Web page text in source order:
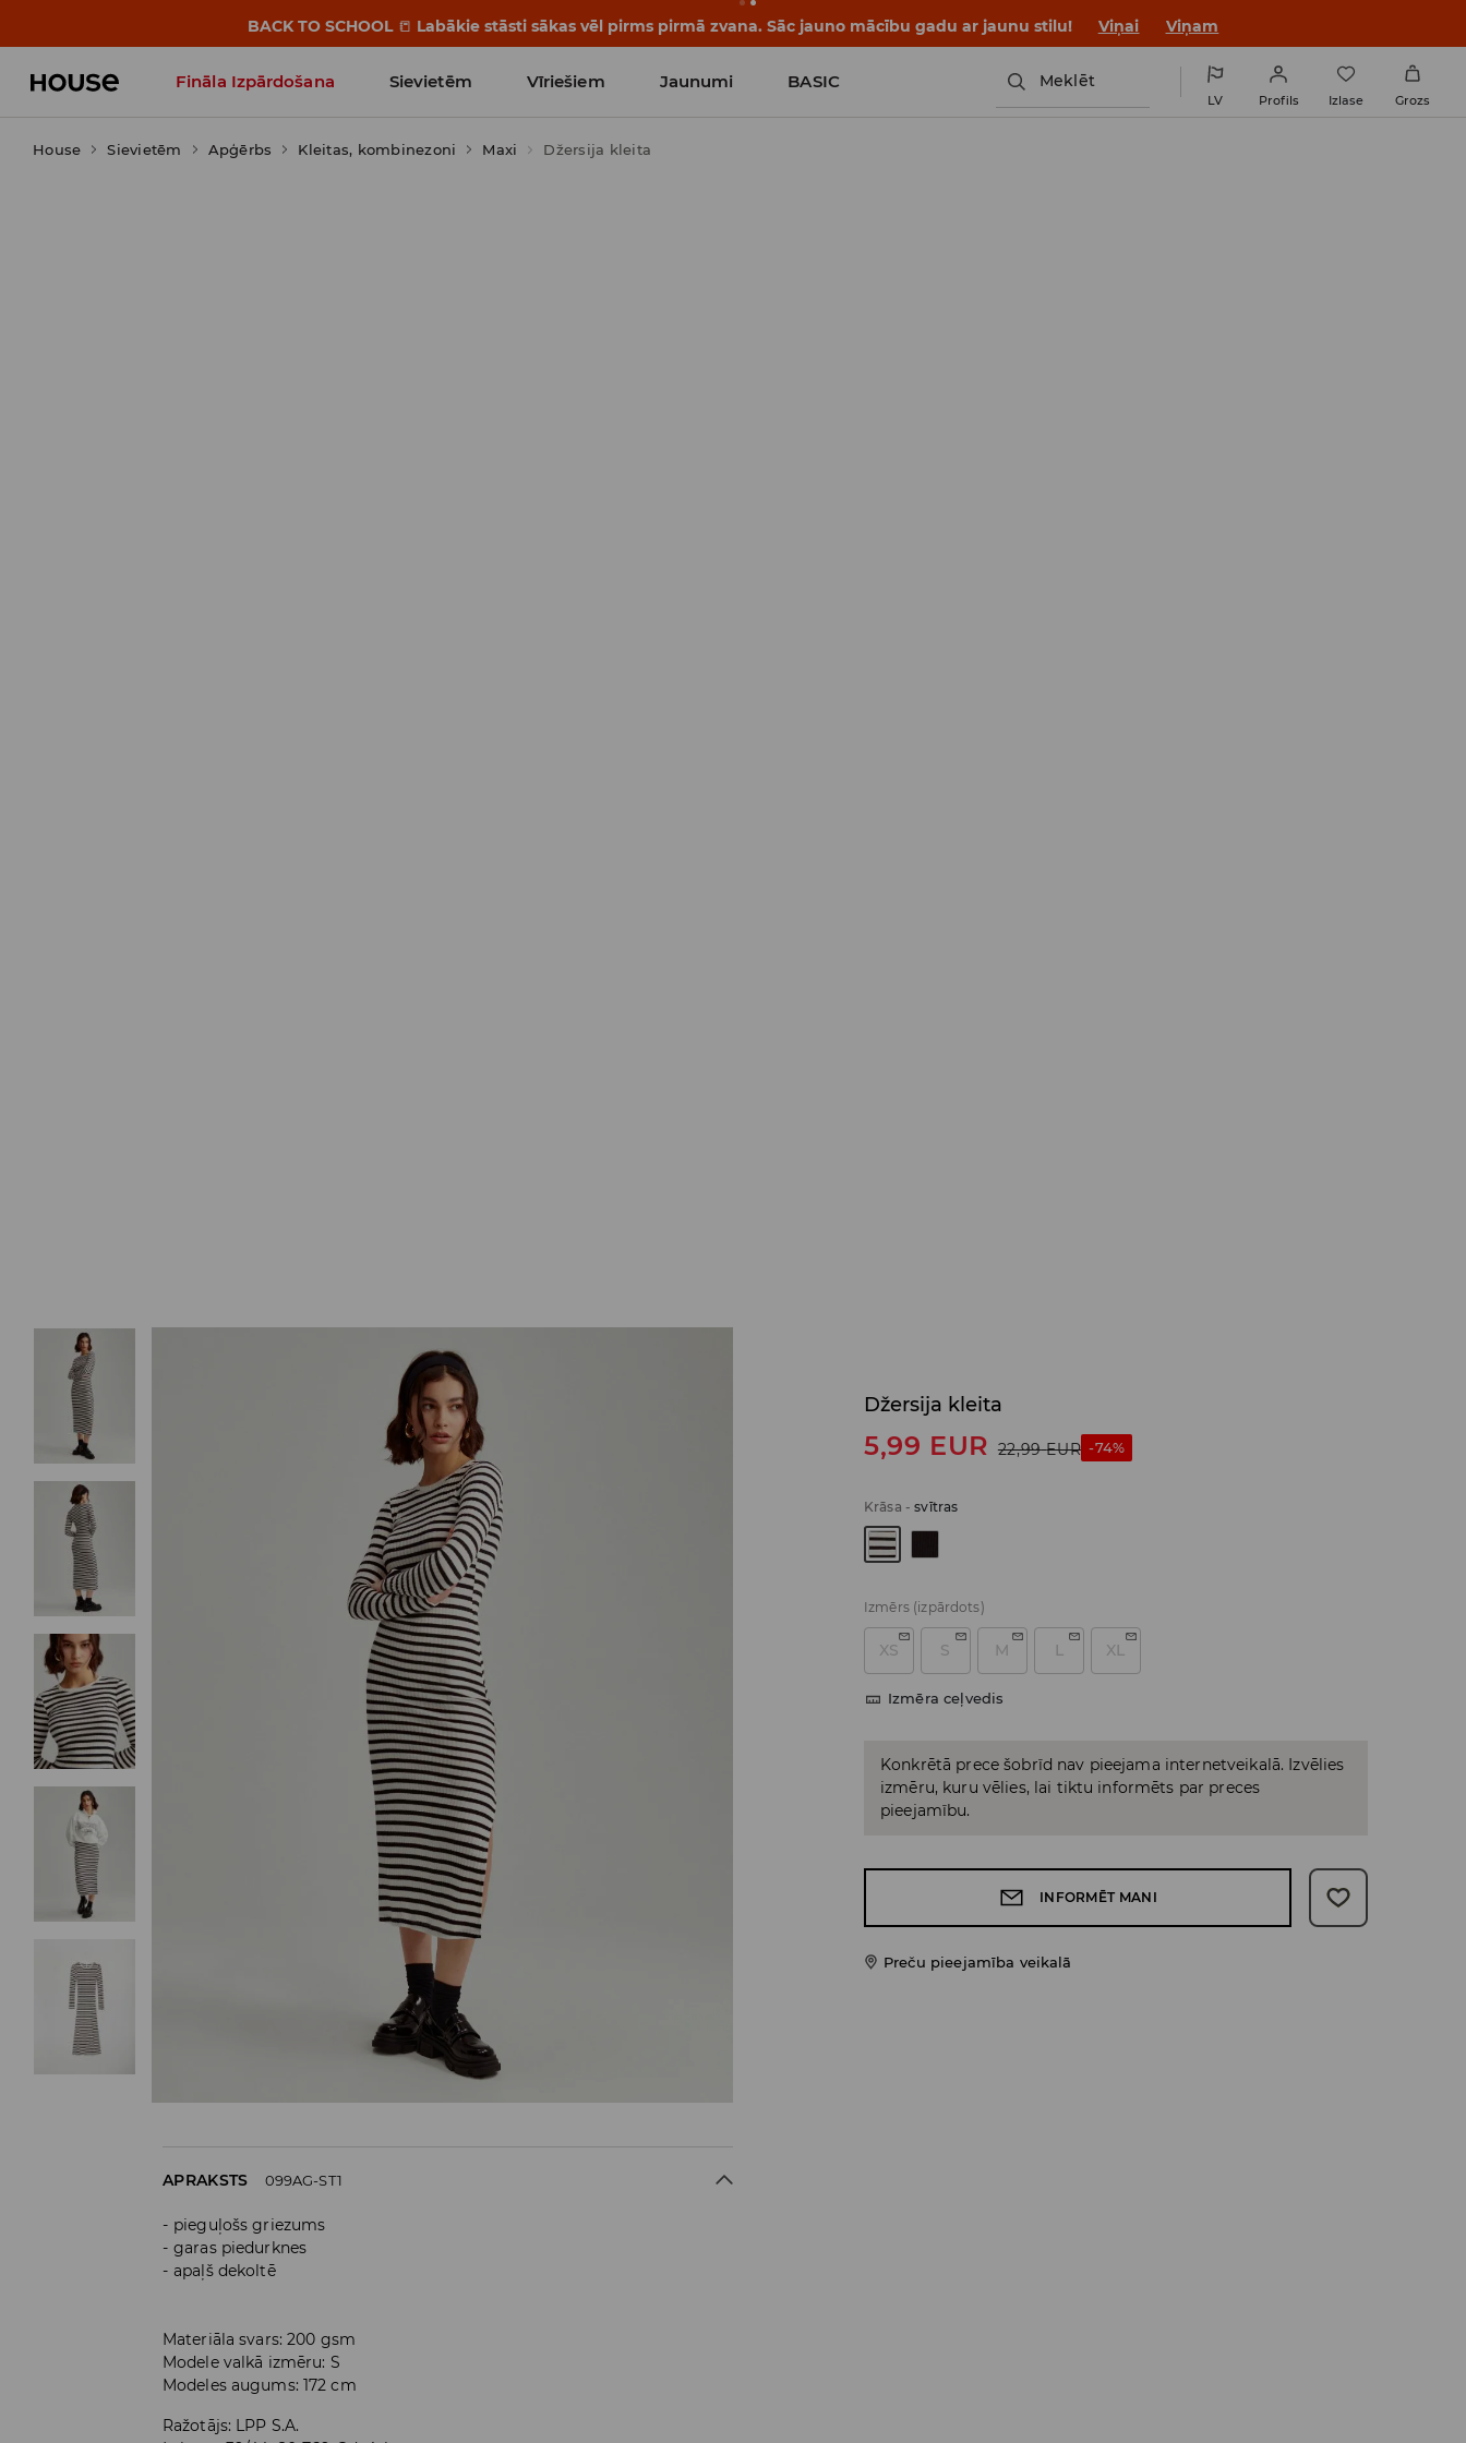
BACK TO SCHOOL 📒 Labākie stāsti sākas vēl pirms pirmā zvana. Sāc jauno mācību gadu ar jaunu stilu! Viņai Viņam
Fināla Izpārdošana Sievietēm Vīriešiem Jaunumi BASIC
Influencers' Faves
Meklēt
LV Profils Izlase Grozs
House Sievietēm Apģērbs Kleitas, kombinezoni Maxi Džersija kleita
Džersija kleita
5,99 EUR 22,99 EUR -74%
Krāsa -svītras
Izmērs (izpārdots)
XS S M L XL
Izmēra ceļvedis
Konkrētā prece šobrīd nav pieejama internetveikalā. Izvēlies
izmēru, kuru vēlies, lai tiktu informēts par preces
pieejamību.
INFORMĒT MANI
Preču pieejamība veikalā
APRAKSTS 099AG-ST1
pieguļošs griezums
garas piedurknes
apaļš dekoltē
Materiāla svars: 200 gsm
Modele valkā izmēru: S
Modeles augums: 172 cm
Ražotājs: LPP S.A.